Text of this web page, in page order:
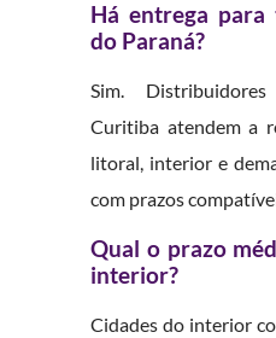
Há entrega para
do Paraná?
Sim.
Curitiba atendem a
litoral, interior e
com prazos
Qual o prazo
interior?
Cidades do interior